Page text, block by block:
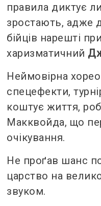
правила диктує
зростають, адже
бійців нарешті
харизматичний
Неймовірна
спецефекти,
коштує життя,
Макквойда, що
очікування.
Не проґав шанс
царство на
звуком.